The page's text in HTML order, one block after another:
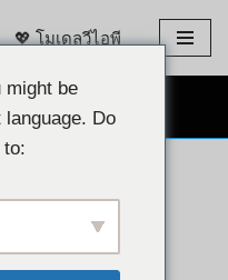
💖 โมเดลวีไอพี
might be
Do
to: